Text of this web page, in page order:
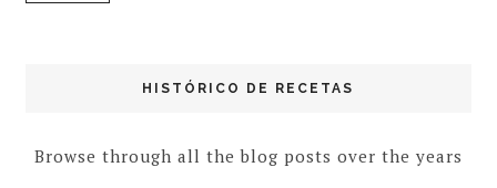
HISTÓRICO DE RECETAS
Browse through all the blog posts over the years